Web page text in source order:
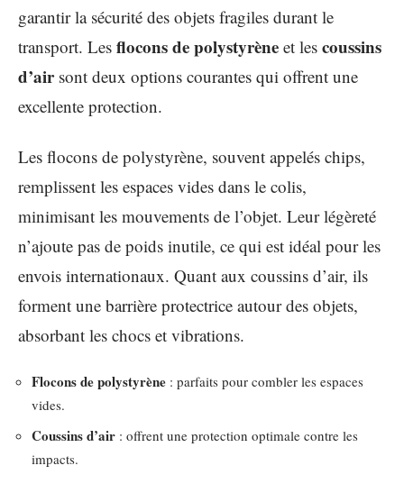
garantir la sécurité des objets fragiles durant le
transport. Les flocons de polystyrène et les coussins
d’airsont deux options courantes qui offrent une
excellente protection.
Les flocons de polystyrène, souvent appelés chips,
remplissent les espaces vides dans le colis,
minimisant les mouvements de l’objet. Leur légèreté
n’ajoute pas de poids inutile, ce qui est idéal pour les
envois internationaux. Quant aux coussins d’air, ils
forment une barrière protectrice autour des objets,
absorbant les chocs et vibrations.
Flocons de polystyrène : parfaits pour combler les espaces
vides.
Coussins d’air : offrent une protection optimale contre les
impacts.